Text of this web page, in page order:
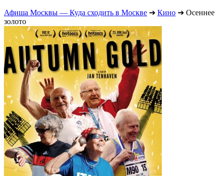
Афиша Москвы — Куда сходить в Москве ➔ Кино ➔ Осеннее
золото